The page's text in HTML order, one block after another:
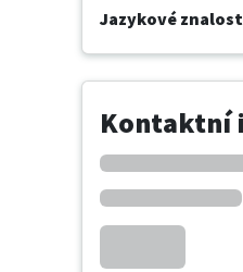
Jazykové
Kontaktní